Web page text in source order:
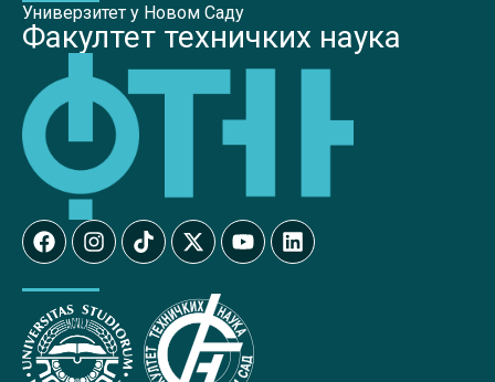
Универзитет у Новом Саду
Факултет техничких наука